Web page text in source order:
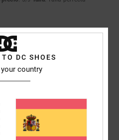
/5
: 5/5 Talla
DC SHOES
country